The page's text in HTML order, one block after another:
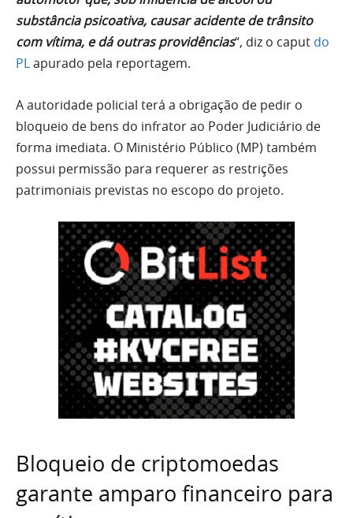
substância psicoativa, causar acidente de trânsito
com vítima, e dá outras providências“, diz o caput do
PLapurado pela reportagem.
A autoridade policial terá a obrigação de pedir o
bloqueio de bens do infrator ao Poder Judiciário de
forma imediata. O Ministério Público (MP) também
possui permissão para requerer as restrições
patrimoniais previstas no escopo do projeto.
Bloqueio de criptomoedas
garante amparo financeiro para